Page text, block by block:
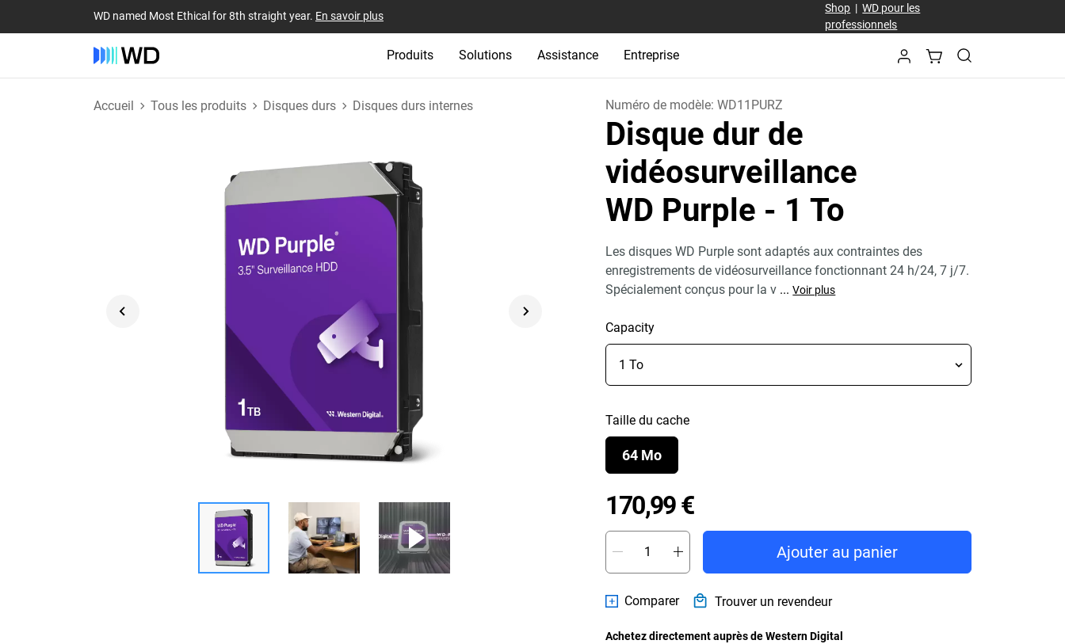
WD named Most Ethical for 8th straight year. En savoir plus
Shop |WD pour les
professionnels
Produits Solutions Assistance Entreprise
Accueil Tous les produits Disques durs Disques durs internes Numéro de modèle:WD11PURZ
Disque dur de
vidéosurveillance
WD Purple - 1 To
Les disques WD Purple sont adaptés aux contraintes des
enregistrements de vidéosurveillance fonctionnant 24 h/24, 7 j/7.
Spécialement conçus pour la v ... Voir plus
Capacity
Taille du cache
64 Mo
170,99 €Price 170,99 €
Ajouter au panier
Comparer Trouver un revendeur
Achetez directement auprès de Western Digital